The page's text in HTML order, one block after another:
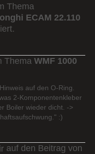
Thema
ECAM 22.110
Thema WMF 1000
auf den O-Ring.
2-Komponentenkleber
Boiler wieder dicht. ->
:)
auf den Beitrag von